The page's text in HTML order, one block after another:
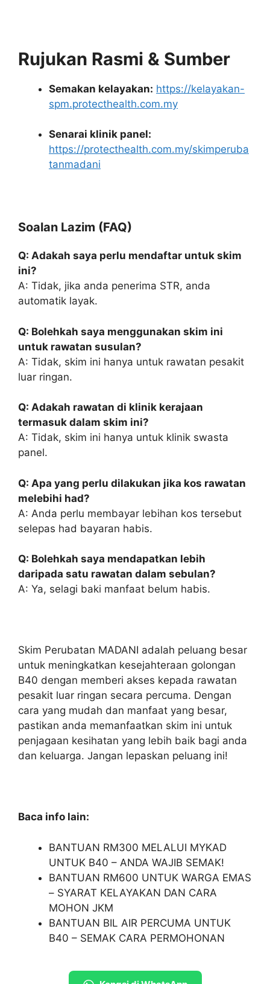
Rujukan Rasmi & Sumber
Semakan kelayakan: https://kelayakan-
spm.protecthealth.com.my
Senarai klinik panel:
https://protecthealth.com.my/skimperuba
tanmadani
Soalan Lazim (FAQ)
Q: Adakah saya perlu mendaftar untuk skim
ini?
A: Tidak, jika anda penerima STR, anda
automatik layak.
Q: Bolehkah saya menggunakan skim ini
untuk rawatan susulan?
A: Tidak, skim ini hanya untuk rawatan pesakit
luar ringan.
Q: Adakah rawatan di klinik kerajaan
termasuk dalam skim ini?
A: Tidak, skim ini hanya untuk klinik swasta
panel.
Q: Apa yang perlu dilakukan jika kos rawatan
melebihi had?
A: Anda perlu membayar lebihan kos tersebut
selepas had bayaran habis.
Q: Bolehkah saya mendapatkan lebih
daripada satu rawatan dalam sebulan?
A: Ya, selagi baki manfaat belum habis.
Skim Perubatan MADANI adalah peluang besar
untuk meningkatkan kesejahteraan golongan
B40 dengan memberi akses kepada rawatan
pesakit luar ringan secara percuma. Dengan
cara yang mudah dan manfaat yang besar,
pastikan anda memanfaatkan skim ini untuk
penjagaan kesihatan yang lebih baik bagi anda
dan keluarga. Jangan lepaskan peluang ini!
Baca info lain:
BANTUAN RM300 MELALUI MYKAD
UNTUK B40 – ANDA WAJIB SEMAK!
BANTUAN RM600 UNTUK WARGA EMAS
– SYARAT KELAYAKAN DAN CARA
MOHON JKM
BANTUAN BIL AIR PERCUMA UNTUK
B40 – SEMAK CARA PERMOHONAN